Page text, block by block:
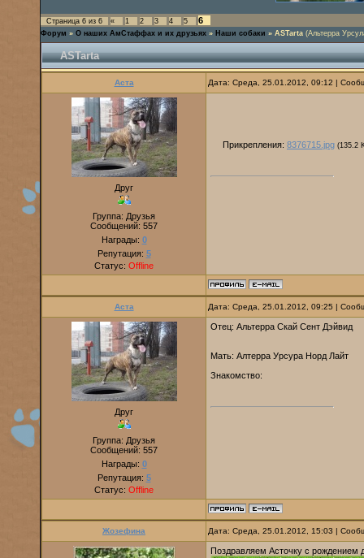
Страница 6 из 6 « 1 2 3 4 5 6
Форум » О наших АмСтаффах и их друзьях » Наши собаки » ASTarta (Альтерра
ASTarta
Аста Дата: Среда, 25.01.2012, 09:12 |
Друг
Группа: Друзья
Сообщений: 557
Награды: 0
Репутация: 5
Статус: Offline
Прикрепления: 8376715.jpg (135.2
Аста Дата: Среда, 25.01.2012, 09:25 |
Друг
Группа: Друзья
Сообщений: 557
Награды: 0
Репутация: 5
Статус: Offline
Отец: Альтерра Скай Сент Дэйвид
Мать: Алтерра Урсура Норд Лайт
Знакомство:
Жозефина Дата: Среда, 25.01.2012, 15:03 |
Поздравляем Асточку с